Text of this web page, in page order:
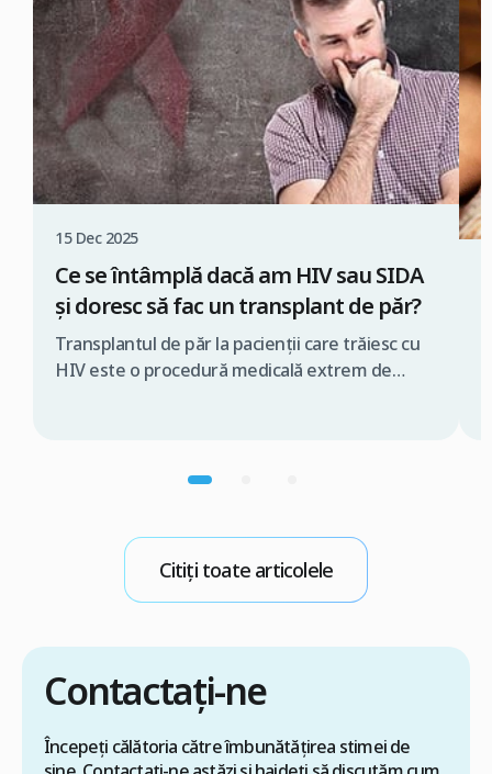
15 Dec 2025
Ce se întâmplă dacă am HIV sau SIDA
și doresc să fac un transplant de păr?
Transplantul de păr la pacienții care trăiesc cu
HIV este o procedură medicală extrem de
transmiterii virusului în timpul intervenției
Citiți toate articolele
Contactați-ne
Începeți călătoria către îmbunătățirea stimei de